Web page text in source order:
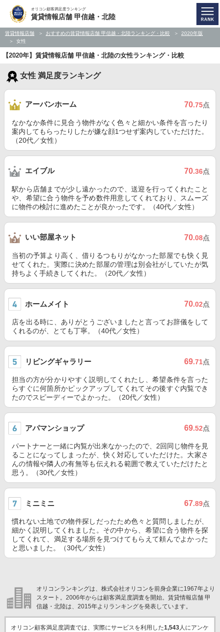
オリコン顧客満足度ランキング
賃貸情報店舗 甲信越・北陸
賃貸情報店舗 おすすめの賃貸情報店舗 甲信越・北陸ランキング・比較
2020年版
女性
【2020年】賃貸情報店舗 甲信越・北陸の女性ランキング・比較
女性 満足度ランキング
アーバンホーム 70.75点
なかなか条件に見合う物件がなく色々と細かい条件を言ったり
案内してもらったりしたが嫌な顔1つせず案内していただけた。
（20代／女性）
エイブル 70.36点
駅から店舗までが少し遠かったので、送迎を行ってくれたこと
や、希望に合う物件を予め数件用意してくれており、スムーズ
に物件の検討に進めたことが良かったです。（40代／女性）
いい部屋ネット 70.08点
当初の予算より高く、借りるつもりがなかった部屋でも快く見
せてくれた。実際に決めた部屋の管理は別会社がしていたが気
持ちよく手続きしてくれた。（20代／女性）
ホームメイト 70.02点
店を出る時に、ありがとうございましたと言ってお辞儀をして
くれるのが、とても丁寧。（40代／女性）
リビングギャラリー 69.71点
担当の方が分かりやすく説明してくれたし、希望条件を言った
らすぐに何箇所かピックアップしてくれてその後すぐ内覧でき
たのでスピーディーでよかった。（20代／女性）
アパマンショップ 69.52点
パートナーと一緒に内覧が出来なかったので、2回同じ物件を見
ることになってしまったが、快く対応していただけた。大家さ
んの情報や隣人の有無等も伝えれる範囲で教えていただけたと
思う。（30代／女性）
ミニミニ 67.89点
慣れない土地での物件探しだったため色々と質問しましたが、
細かく説明してくれました。その中から、希望に合う物件を探
してくれて、満足する場所を見つけてもらえて頼んでよかった
と思いました。（30代／女性）
オリコンランキングは、株式会社オリコンを前身企業に1967年より
スタート。2006年からは顧客満足度調査を開始。賃貸情報店舗 甲
信越・北陸は、2015年よりランキングを発表しています。
オリコン顧客満足度調査では、実際にサービスを利用した1,543人にアンケ